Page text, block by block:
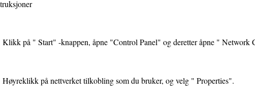
Klikk på " Start" -knappen, åpne "Control Panel" og deretter åpne " Network
Høyreklikk på nettverket tilkobling som du bruker, og velg " Properties".